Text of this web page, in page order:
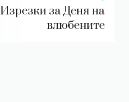
Изрезки за Деня на
влюбените